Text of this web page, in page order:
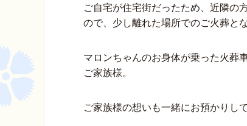
ご自宅が住宅街だったため、近隣の
ので、少し離れた場所でのご火葬と
マロンちゃんのお身体が乗った火葬
ご家族様。
ご家族様の想いも一緒にお預かりし